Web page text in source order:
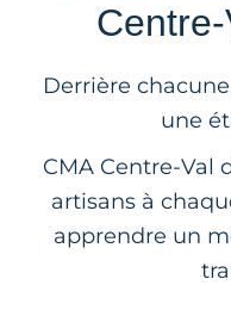
Derrière
une
CMA Centre-Val
artisans à
apprendre un